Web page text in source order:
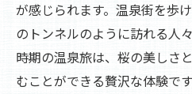
温泉で感じる自然の
四季の風景と温泉
横谷温泉で感じる自
温泉で紡ぐ横谷の四季
が感じられます。温泉街を歩
のトンネルのように訪れる人
時期の温泉旅は、桜の美しさ
むことができる贅沢な体験で